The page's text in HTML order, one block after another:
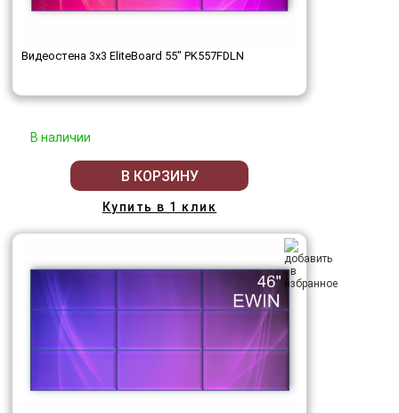
Видеостена 3x3 EliteBoard 55" PK557FDLN
В наличии
В КОРЗИНУ
Купить в 1 клик